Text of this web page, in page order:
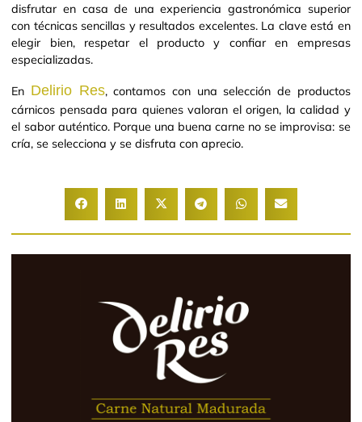
disfrutar en casa de una experiencia gastronómica superior
con técnicas sencillas y resultados excelentes. La clave está en
elegir bien, respetar el producto y confiar en empresas
especializadas.
En Delirio Res, contamos con una selección de productos
cárnicos pensada para quienes valoran el origen, la calidad y
el sabor auténtico. Porque una buena carne no se improvisa: se
cría, se selecciona y se disfruta con aprecio.